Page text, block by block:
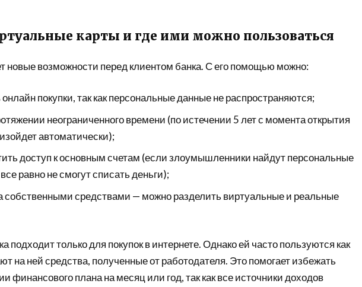
карты и где ими можно пользоваться
новые возможности перед клиентом банка. С его помощью можно:
покупки, так как персональные данные не распространяются;
неограниченного времени (по истечении 5 лет с момента открытия
автоматически);
доступ к основным счетам (если злоумышленники найдут персональные
равно не смогут списать деньги);
собственными средствами — можно разделить виртуальные и реальные
подходит только для покупок в интернете. Однако ей часто пользуются как
на ней средства, полученные от работодателя. Это помогает избежать
финансового плана на месяц или год, так как все источники доходов